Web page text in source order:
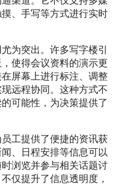
、手写等方式进行实时
为突出。许多写字楼引
使得会议资料的演示更
屏幕上进行标注、调整
远程协同。这种方式不
可能性，为决策提供了
工提供了便捷的资讯获
、日程安排等信息可以
浏览并参与相关话题讨
仅提升了信息透明度，